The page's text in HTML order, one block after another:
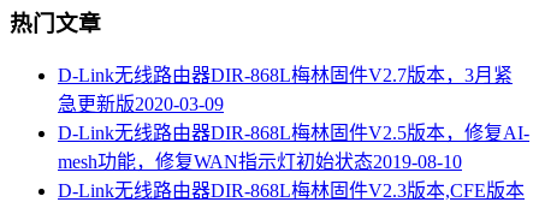
热门文章
D-Link无线路由器DIR-868L梅林固件V2.7版本，3月紧
急更新版2020-03-09
D-Link无线路由器DIR-868L梅林固件V2.5版本，修复AI-
mesh功能，修复WAN指示灯初始状态2019-08-10
D-Link无线路由器DIR-868L梅林固件V2.3版本,CFE版本